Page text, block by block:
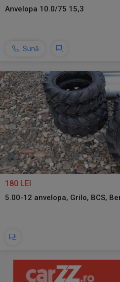
Anvelopa 10.0/75 15,3
Sună
180 LEI
5.00-12 anvelopa, Grilo, BCS,